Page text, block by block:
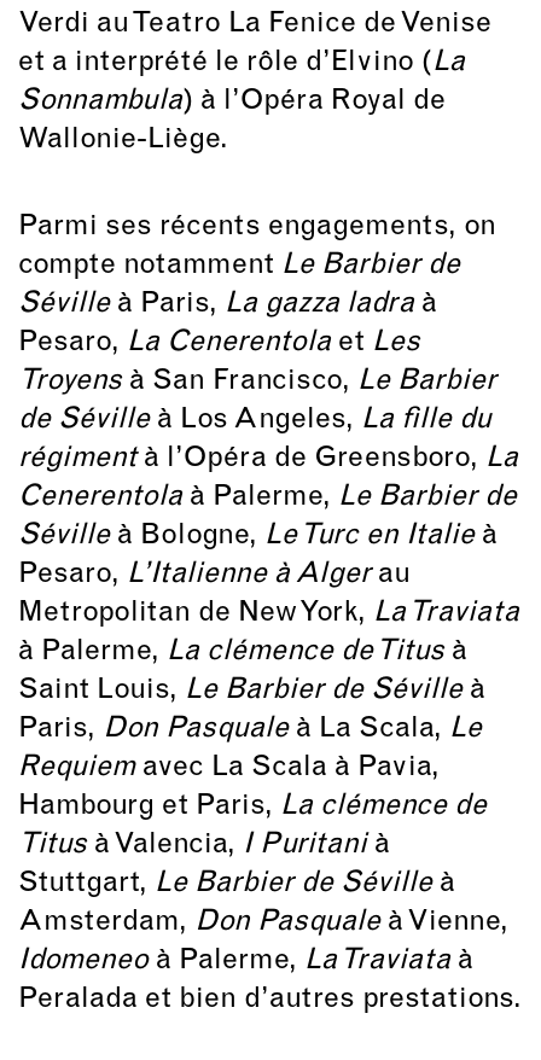
Verdi au Teatro La Fenice de Venise
et a interprété le rôle d’Elvino (La
Sonnambula) à l’Opéra Royal de
Wallonie-Liège.
Parmi ses récents engagements, on
compte notamment Le Barbier de
Séville à Paris, La gazza ladra à
Pesaro, La Cenerentola et Les
Troyens à San Francisco, Le Barbier
de Séville à Los Angeles, La fille du
régiment à l’Opéra de Greensboro, La
Cenerentola à Palerme, Le Barbier de
Séville à Bologne, Le Turc en Italie à
Pesaro, L’Italienne à Alger au
Metropolitan de New York, La Traviata
à Palerme, La clémence de Titus à
Saint Louis, Le Barbier de Séville à
Paris, Don Pasquale à La Scala, Le
Requiem avec La Scala à Pavia,
Hambourg et Paris, La clémence de
Titus à Valencia, I Puritani à
Stuttgart, Le Barbier de Séville à
Amsterdam, Don Pasquale à Vienne,
Idomeneo à Palerme, La Traviata à
Peralada et bien d’autres prestations.